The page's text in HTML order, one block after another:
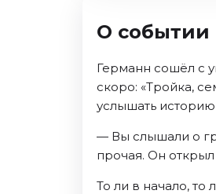
Октябрь 2026
Сентябрь 2026
О событии
Германн сошёл с
скоро: «Тройка,
услышать
— Вы слышали о
прочая. Он открыл
То ли в начало, то